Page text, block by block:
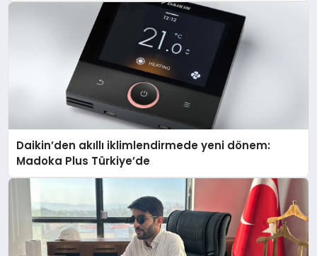
Daikin’den akıllı iklimlendirmede yeni dönem:
Madoka Plus Türkiye’de